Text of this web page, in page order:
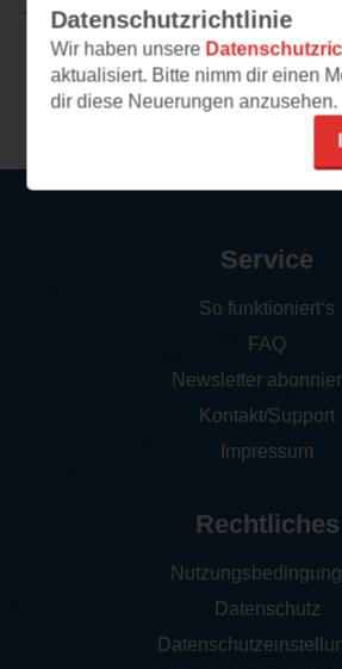
TEILEN
Weitere Leseeindrücke
Datenschutzrichtlinie
Wir haben unsere
aktualisiert. Bitte nimm dir einen
dir diese Neuerungen anzusehen.
Service
So funktioniert‘s
FAQ
Newsletter
Kontakt/Support
Impressum
Rechtliches
Datenschutz